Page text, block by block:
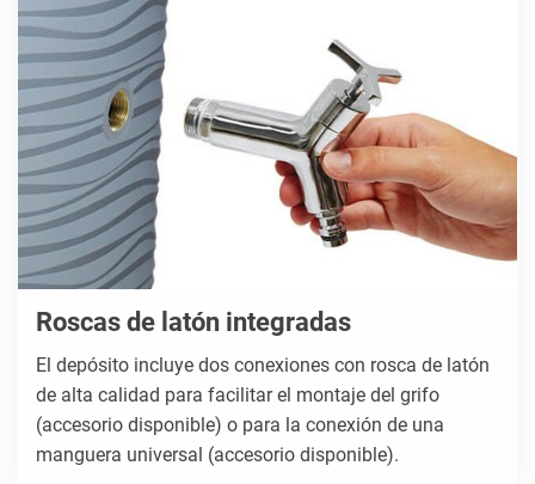
Roscas de latón integradas
El depósito incluye dos conexiones con rosca de latón
de alta calidad para facilitar el montaje del grifo
(accesorio disponible) o para la conexión de una
manguera universal (accesorio disponible).